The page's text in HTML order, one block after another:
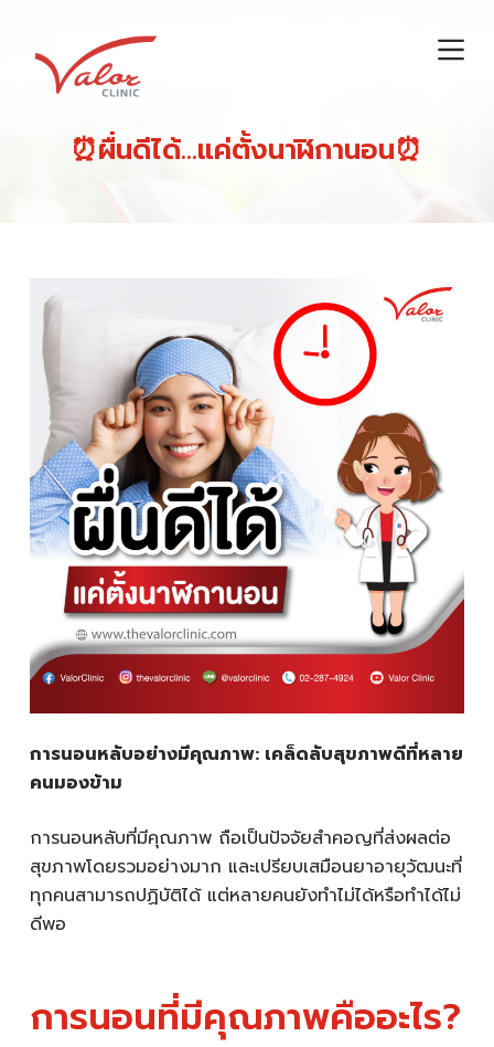
⏰ผื่นดีได้…แค่ตั้งนาฬิกานอน⏰
การนอนหลับอย่างมีคุณภาพ: เคล็ดลับสุขภาพดีที่หลาย
คนมองข้าม
การนอนหลับที่มีคุณภาพ ถือเป็นปัจจัยสำคอญที่ส่งผลต่อ
สุขภาพโดยรวมอย่างมาก และเปรียบเสมือนยาอายุวัฒนะที่
ทุกคนสามารถปฏิบัติได้ แต่หลายคนยังทำไม่ได้หรือทำได้ไม่
ดีพอ
การนอนที่มีคุณภาพคืออะไร?